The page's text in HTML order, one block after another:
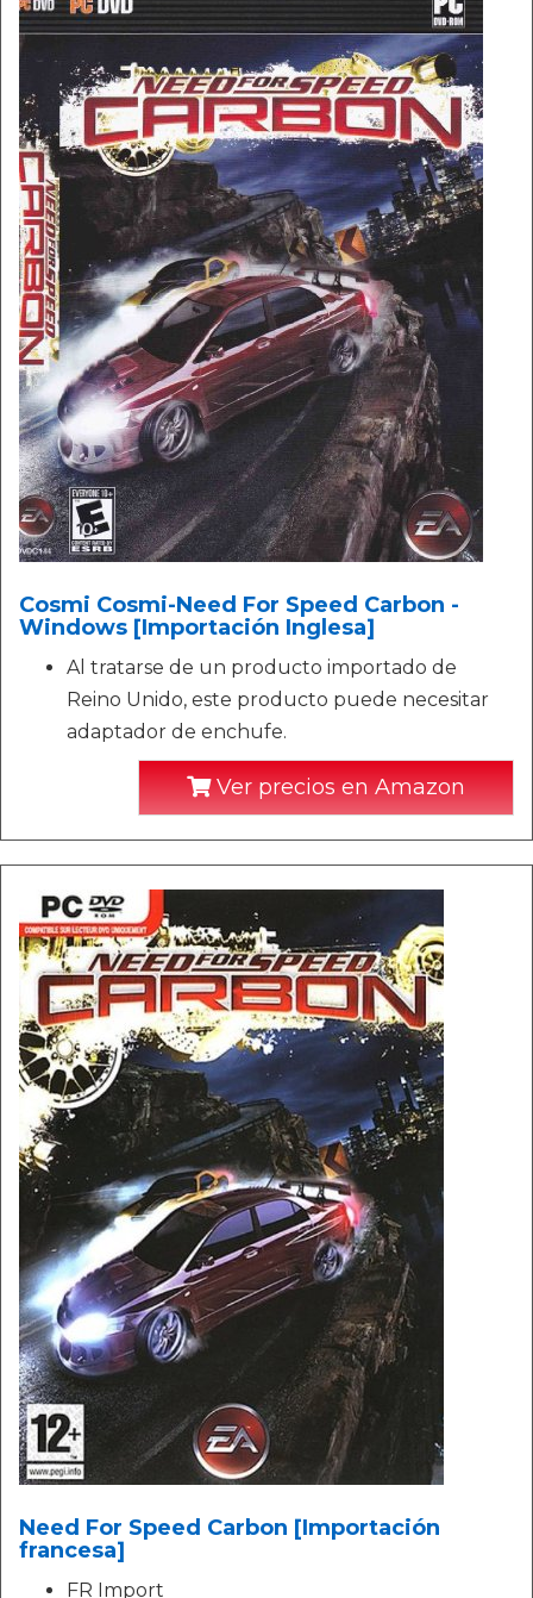
Cosmi Cosmi-Need For Speed Carbon -
Windows [Importación Inglesa]
Al tratarse de un producto importado de
Reino Unido, este producto puede necesitar
adaptador de enchufe.
Ver precios en Amazon
Need For Speed Carbon [Importación
francesa]
FR Import